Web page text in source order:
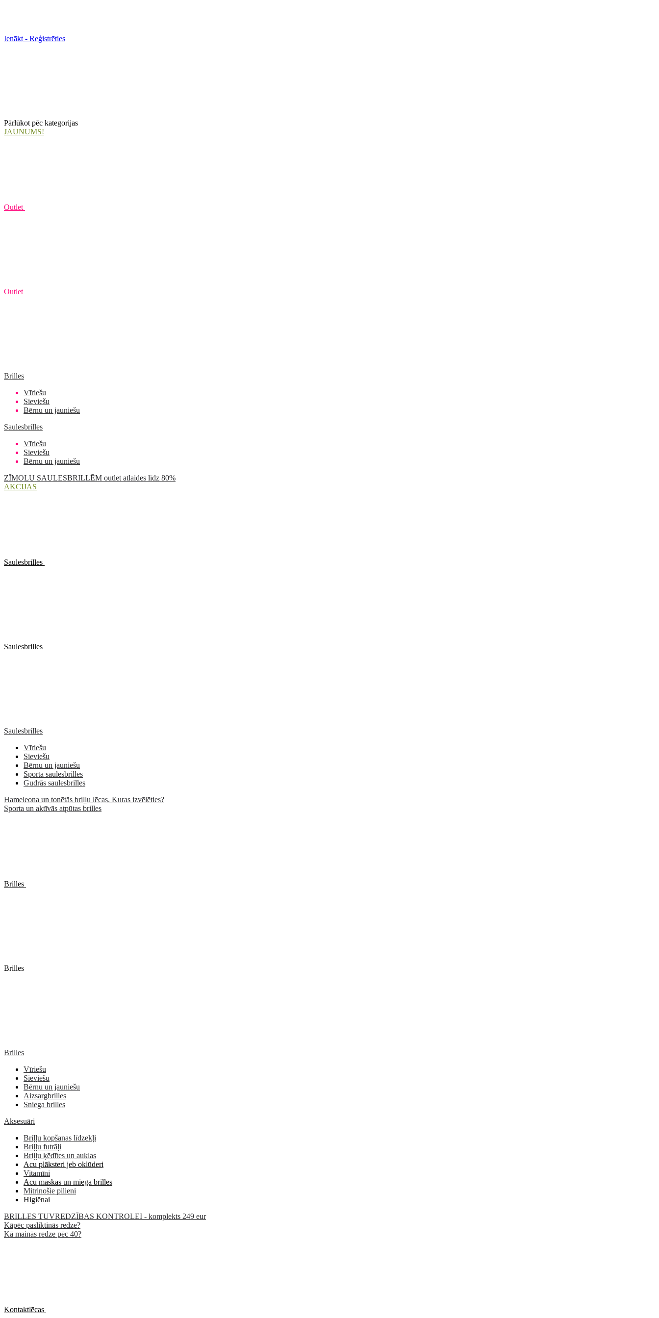
Ienākt - Reģistrēties
Pārlūkot pēc kategorijas
JAUNUMS!
Outlet
Outlet
Brilles
Vīriešu
Sieviešu
Bērnu un jauniešu
Saulesbrilles
Vīriešu
Sieviešu
Bērnu un jauniešu
ZĪMOLU SAULESBRILLĒM outlet atlaides līdz 80%
AKCIJAS
Saulesbrilles
Saulesbrilles
Saulesbrilles
Vīriešu
Sieviešu
Bērnu un jauniešu
Sporta saulesbrilles
Gudrās saulesbrilles
Hameleona un tonētās briļļu lēcas. Kuras izvēlēties?
Sporta un aktīvās atpūtas brilles
Brilles
Brilles
Brilles
Vīriešu
Sieviešu
Bērnu un jauniešu
Aizsargbrilles
Sniega brilles
Aksesuāri
Briļļu kopšanas līdzekļi
Briļļu futrāļi
Briļļu ķēdītes un auklas
Acu plāksteri jeb oklūderi
Vitamīni
Acu maskas un miega brilles
Mitrinošie pilieni
Higiēnai
BRILLES TUVREDZĪBAS KONTROLEI - komplekts 249 eur
Kāpēc pasliktinās redze?
Kā mainās redze pēc 40?
Kontaktlēcas